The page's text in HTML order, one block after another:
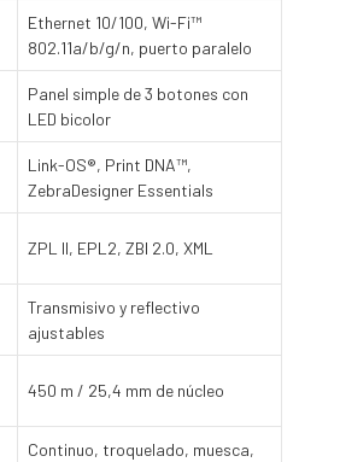
Ethernet 10/100, Wi-Fi™
802.11a/b/g/n, puerto paralelo
Panel simple de 3 botones con
LED bicolor
Link-OS®, Print DNA™,
ZebraDesigner Essentials
ZPL II, EPL2, ZBI 2.0, XML
Transmisivo y reflectivo
ajustables
450 m / 25,4 mm de núcleo
Continuo, troquelado, muesca,